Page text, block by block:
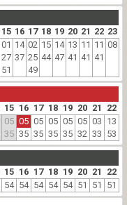
15 16 17 18 19 20 21 22 23
01
27
51
14
37
02
25
49
15
44
14
47
13
41
11
41
11
41
08
15 16 17 18 19 20 21 22
05
35
05
35
05
35
05
35
05
35
05
32
03
33
13
53
15 16 17 18 19 20 21 22
54 54 54 54 54 51 51 51